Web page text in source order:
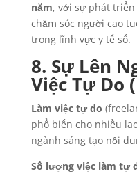
năm, với sự phát triển
chăm sóc người cao
trong lĩnh vực y tế số.
8. Sự Lên
Việc Tự Do
Làm việc tự do
phổ biến cho nhiều
ngành sáng tạo nội
Số lượng việc làm tự